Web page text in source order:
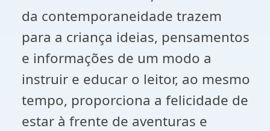
da contemporaneidade trazem
para a criança ideias, pensamentos
e informações de um modo a
instruir e educar o leitor, ao mesmo
tempo, proporciona a felicidade de
estar à frente de aventuras e